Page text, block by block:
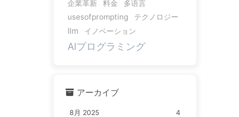
企業革新 料金
多语言
usesofprompting
テクノロジー
llm イノベーション
AIプログラミング
アーカイブ
8月 2025
4